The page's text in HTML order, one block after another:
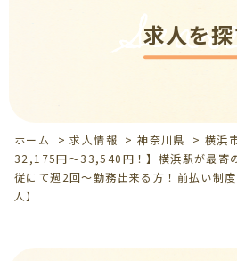
求人を
ホーム >求人情報 >神奈川県 >横浜
32,175円～33,540円！】横浜駅が最寄
従にて週2回～勤務出来る方！前払い制
人】